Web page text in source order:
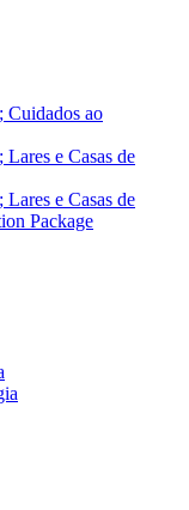
Cuidados ao
e Casas de
e Casas de
Package